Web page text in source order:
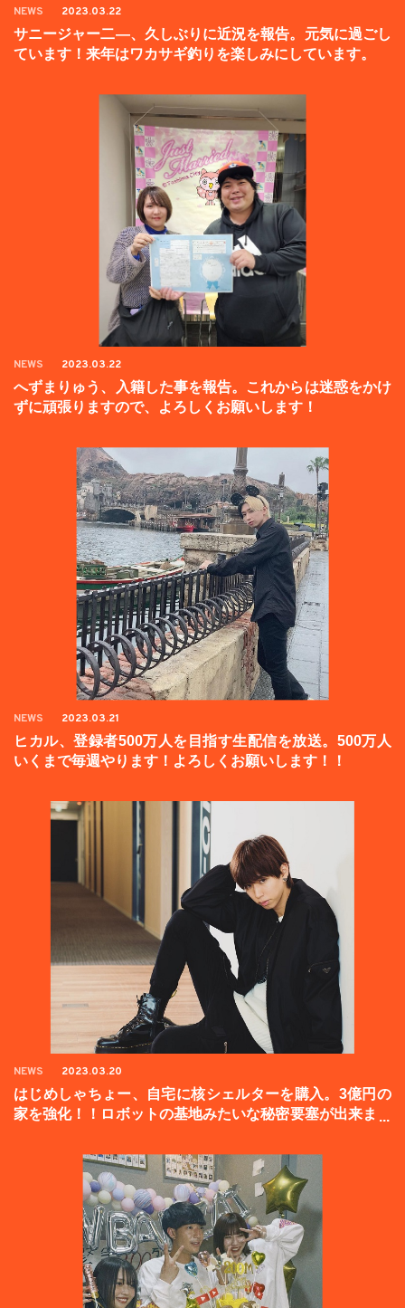
NEWS 2023.03.22
サニージャー二―、久しぶりに近況を報告。元気に過ごし
ています！来年はワカサギ釣りを楽しみにしています。
NEWS 2023.03.22
へずまりゅう、入籍した事を報告。これからは迷惑をかけ
ずに頑張りますので、よろしくお願いします！
NEWS 2023.03.21
ヒカル、登録者500万人を目指す生配信を放送。500万人
いくまで毎週やります！よろしくお願いします！！
NEWS 2023.03.20
はじめしゃちょー、自宅に核シェルターを購入。3億円の
家を強化！！ロボットの基地みたいな秘密要塞が出来まし